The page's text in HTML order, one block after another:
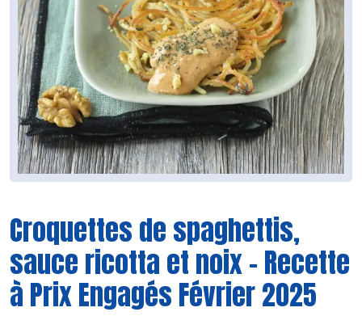
Croquettes de spaghettis,
sauce ricotta et noix - Recette
à Prix Engagés Février 2025